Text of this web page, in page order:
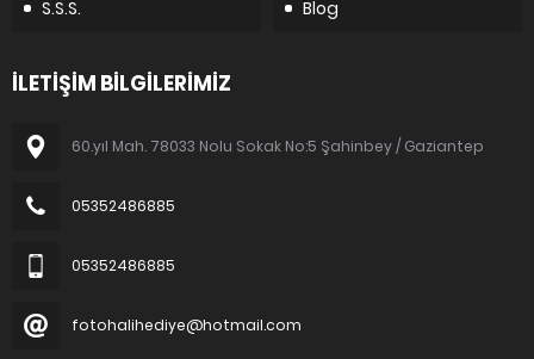
S.S.S. Blog
İLETİŞİM BİLGİLERİMİZ
60.yıl Mah. 78033 Nolu Sokak No:5 Şahinbey / Gaziantep
05352486885
05352486885
fotohalihediye@hotmail.com